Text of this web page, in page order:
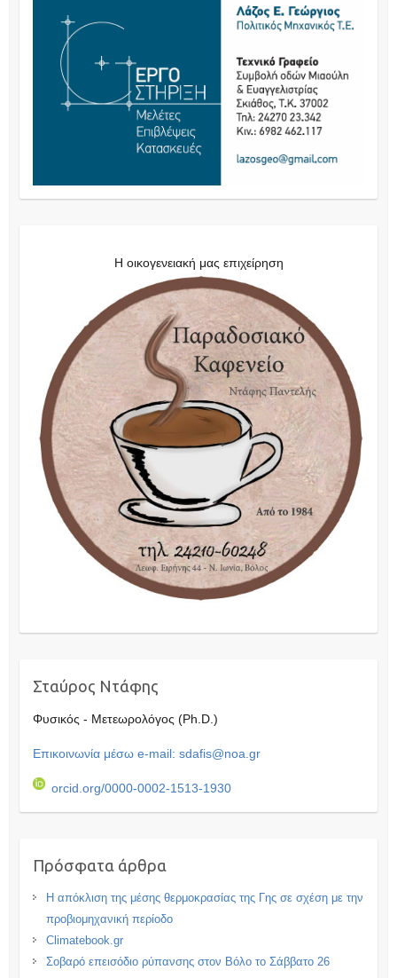
Η οικογενειακή μας επιχείρηση
Σταύρος Ντάφης
Φυσικός - Μετεωρολόγος (Ph.D.)
Επικοινωνία μέσω e-mail: sdafis@noa.gr
orcid.org/0000-0002-1513-1930
Πρόσφατα άρθρα
Η απόκλιση της μέσης θερμοκρασίας της Γης σε σχέση με την
προβιομηχανική περίοδο
Climatebook.gr
Σοβαρό επεισόδιο ρύπανσης στον Βόλο το Σάββατο 26